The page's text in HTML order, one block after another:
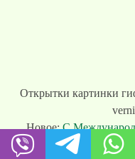
Открытки картинки
Новое:С